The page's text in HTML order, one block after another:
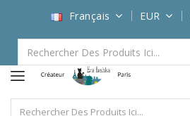
Français EUR